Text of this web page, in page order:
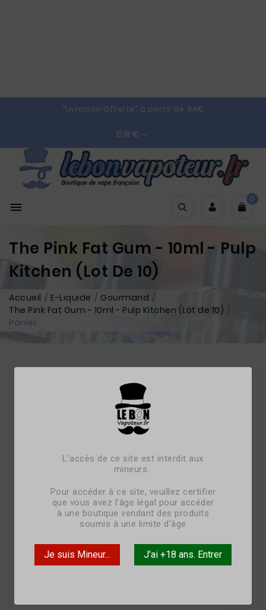
L'accès de ce site est interdit aux
mineurs.
Pour accéder à ce site, veuillez certifier
que vous avez l'âge légal pour accéder
à une boutique vendant des produits
soumis à une limite d'âge
Je suis Mineur... J'ai +18 ans. Entrer
"Livraison Offerte" à partir de 44€
EUR € 

0
The Pink Fat Gum - 10ml - Pulp
Kitchen (Lot De 10)
Accueil E-Liquide
Gourmand
The Pink Fat Gum - 10ml - Pulp Kitchen (Lot de 10)
Panier